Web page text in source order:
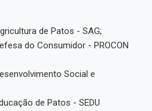
de Patos - SAG;
do Consumidor - PROCON
Social e
de Patos - SEDU